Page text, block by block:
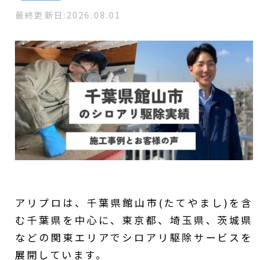
最終更新日:2026.08.01
アリプロは、千葉県館山市(たてやまし)を含
む千葉県を中心に、東京都、埼玉県、茨城県
などの関東エリアでシロアリ駆除サービスを
展開しています。